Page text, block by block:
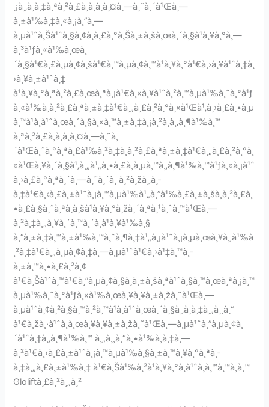
¸¡à¸‚à¸­à¸‡à¸ªà¸²à¸£à¸­à¸­à¸à¸¤à¸—à¸˜à¸´à¹Œà¸—
à¸±à¹‰à¸‡à¸«à¸¡à¸”à¸—
à¸µà¹ˆà¸Šà¹ˆà¸§à¸¢à¸à¸£à¸°à¸Šà¸±à¸šà¸œà¸´à¸§à¹à¸¥à¸°à¸—
à¸³à¹ƒà¸«à¹‰à¸œà¸
´à¸§à¹€à¸£à¸µà¸¢à¸šà¹€à¸™à¸µà¸¢à¸™à¹à¸¥à¸°à¹€à¸›à¸¥à¹ˆà¸‡à¸
›à¸¥à¸±à¹ˆà¸‡
à¹à¸¥à¸°à¸ªà¸²à¸£à¸œà¸ªà¸¡à¹€à¸«à¸¥à¹ˆà¸²à¸™à¸µà¹‰à¸ˆà¸°à¹ƒ
à¸«à¹‰à¸à¸²à¸£à¸ªà¸±à¸‡à¹€à¸„à¸£à¸²à¸°à¸«à¹Œà¹‚à¸›à¸£à¸•à¸µ
à¸™à¹à¸à¹ˆà¸œà¸´à¸§à¸«à¸™à¸±à¸‡à¸¡à¸²à¸à¸‚à¸¶à¹‰à¸™
à¸ªà¸²à¸£à¸­à¸­à¸à¸¤à¸—à¸˜à¸
´à¹Œà¸ˆà¸°à¸ªà¸£à¹‰à¸²à¸‡à¸à¸²à¸£à¸ªà¸±à¸‡à¹€à¸„à¸£à¸²à¸°à¸
«à¹Œà¸¥à¸´à¸§à¹‚à¸„à¹„à¸•à¸£à¸­à¸µà¸™à¸‚à¸¶à¹‰à¸™à¹ƒà¸«à¸¡à¹ˆ
à¸›à¸£à¸°à¸ªà¸´à¸—à¸˜à¸´à¸ à¸²à¸žà¸‚à¸­
à¸‡à¹€à¸‹à¸£à¸±à¹ˆà¸¡à¸™à¸µà¹‰à¹„à¸”à¹‰à¸£à¸±à¸šà¸à¸²à¸£à¸
•à¸£à¸§à¸ˆà¸ªà¸­à¸šà¹à¸¥à¸°à¸žà¸´à¸ªà¸¹à¸ˆà¸™à¹Œà¸—
à¸²à¸‡à¸„à¸¥à¸´à¸™à¸´à¸à¹à¸¥à¹‰à¸§
à¸”à¸±à¸‡à¸™à¸±à¹‰à¸™à¸ˆà¸¶à¸‡à¹„à¸¡à¹ˆà¸¡à¸µà¸œà¸¥à¸‚à¹‰à
¸²à¸‡à¹€à¸„à¸µà¸¢à¸‡à¸—à¸µà¹ˆà¹€à¸›à¹‡à¸™à¸­
à¸±à¸™à¸•à¸£à¸²à¸¢
à¹€à¸Šà¹ˆà¸™à¹€à¸”à¸µà¸¢à¸§à¸à¸±à¸šà¸ªà¹ˆà¸§à¸™à¸œà¸ªà¸¡à¸™
à¸µà¹‰à¸ˆà¸°à¹ƒà¸«à¹‰à¸œà¸¥à¸¥à¸±à¸žà¸˜à¹Œà¸—
à¸µà¹ˆà¸¢à¸²à¸§à¸™à¸²à¸™à¹à¸à¹ˆà¸œà¸´à¸§à¸‚à¸­à¸‡à¸„à¸¸à¸“
à¹€à¸žà¸·à¹ˆà¸­à¸œà¸¥à¸¥à¸±à¸žà¸˜à¹Œà¸—à¸µà¹ˆà¸”à¸µà¸¢à¸
´à¹ˆà¸‡à¸‚à¸¶à¹‰à¸™ à¸„à¸¸à¸“à¸•à¹‰à¸­à¸‡à¸—
à¸²à¹€à¸‹à¸£à¸±à¹ˆà¸¡à¸™à¸µà¹‰à¸§à¸±à¸™à¸¥à¸°à¸ªà¸­
à¸‡à¸„à¸£à¸±à¹‰à¸‡ à¹€à¸Šà¹‰à¸²à¹à¸¥à¸°à¸à¹ˆà¸­à¸™à¸™à¸­à¸™
Gloliftà¸£à¸²à¸„à¸²